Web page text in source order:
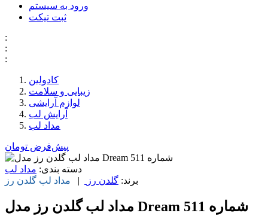
ورود به سیستم
ثبت تیکت
:
:
:
کادولین
زیبایی و سلامت
لوازم آرایشی
آرایش لب
مداد لب
پیش‌فرض تومان
دسته بندی: مداد لب
برند: گلدن رز | مداد لب گلدن رز
مداد لب گلدن رز مدل Dream شماره 511